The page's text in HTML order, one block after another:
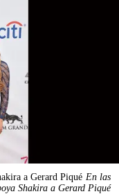
a Gerard Piqué En las
Shakira a Gerard Piqué